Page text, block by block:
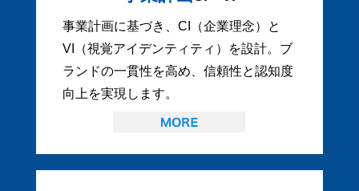
事業計画に基づき、CI（企業理念）と
VI（視覚アイデンティティ）を設計。ブ
ランドの一貫性を高め、信頼性と認知度
向上を実現します。